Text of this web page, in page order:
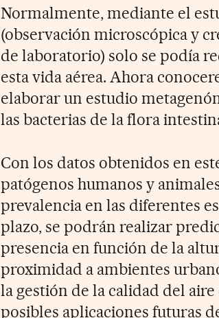
Normalmente, mediante el
(observación microscópica y
de laboratorio) solo se podía
esta vida aérea. Ahora
elaborar un estudio
las bacterias de la flora
Con los datos obtenidos en
patógenos humanos y
prevalencia en las diferentes
plazo, se podrán realizar
presencia en función de la
proximidad a ambientes
la gestión de la calidad del
posibles aplicaciones futuras